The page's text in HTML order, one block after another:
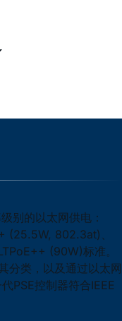
别的以太网供电：
(25.5W, 802.3at)、
(90W)标准。
分类，以及通过以太网
PSE控制器符合IEEE